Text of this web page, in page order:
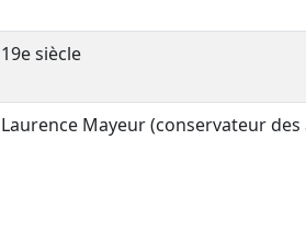
19e siècle
Laurence Mayeur (conservateur